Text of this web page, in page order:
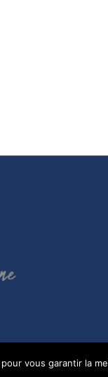
vous garantir la